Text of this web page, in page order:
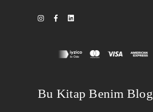
Bu Kitap Benim Blog